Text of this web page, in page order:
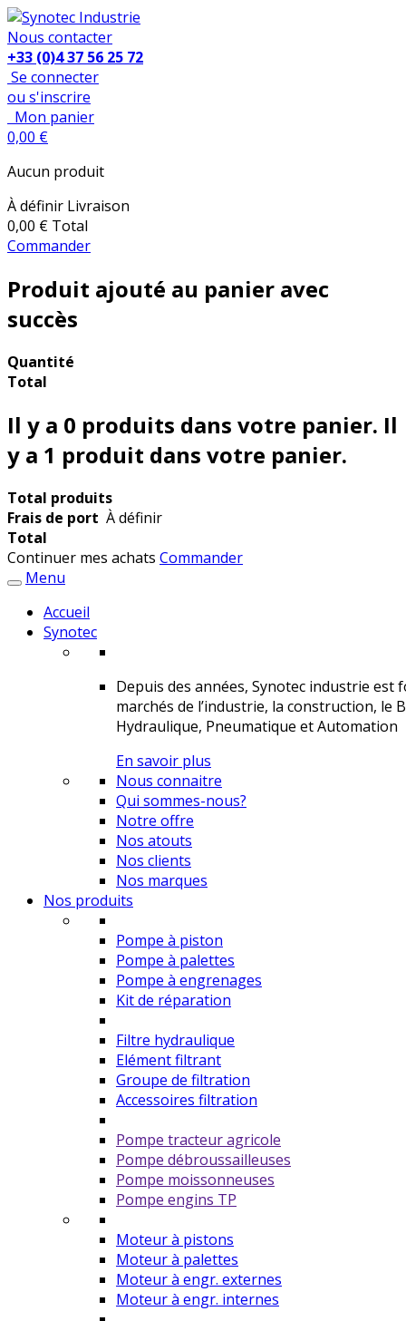
Nous contacter
+33 (0)4 37 56 25 72
Se connecter
ou s'inscrire
Mon panier
0,00 €
Aucun produit
À définir Livraison
0,00 € Total
Commander
Produit ajouté au panier avec
succès
Quantité
Total
Il y a 0 produits dans votre panier. Il
y a 1 produit dans votre panier.
Total produits
Frais de port À définir
Total
Continuer mes achats Commander
Menu
Accueil
Synotec
Depuis des années, Synotec industrie
marchés de l’industrie, la construction, le
Hydraulique, Pneumatique et Automation
En savoir plus
Nous connaitre
Qui sommes-nous?
Notre offre
Nos atouts
Nos clients
Nos marques
Nos produits
Pompe à piston
Pompe à palettes
Pompe à engrenages
Kit de réparation
Filtre hydraulique
Elément filtrant
Groupe de filtration
Accessoires filtration
Pompe tracteur agricole
Pompe débroussailleuses
Pompe moissonneuses
Pompe engins TP
Moteur à pistons
Moteur à palettes
Moteur à engr. externes
Moteur à engr. internes